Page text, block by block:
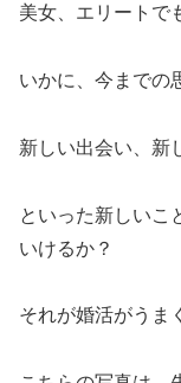
美女、エリートで
いかに、今までの
新しい出会い、新
といった新しいこ
いけるか？
それが婚活がうま